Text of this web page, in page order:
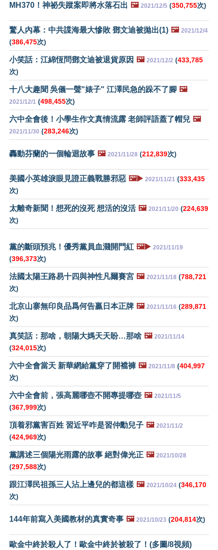
MH370！神祕失蹤案即將水落石出 🖼️ 2021/12/5 (350,755次)
驚人內幕：中共諜海最大慘敗 鄧文迪被拋出(1) 🖼️ 2021/12/4
(386,475次)
小笑話：江綿恆問鄧文迪被退貨原因 🖼️ 2021/12/2 (433,785
次)
十八大趣聞 吳儀一聲"婊子" 江澤民急的跺不了腳 🖼️
2021/12/1 (498,455次)
六中全會後！小學生作文真情流露 老師評語蓋了帽兒 🖼️
2021/11/30 (283,246次)
轟動芬蘭的一個輪迴故事 🖼️ 2021/11/28 (212,839次)
美國小英雄淚眼見證正義戰勝邪惡 🖼️▶️ 2021/11/21 (333,435
次)
太離奇新聞！想死的沒死 想活的沒活 🖼️ 2021/11/20 (224,639
次)
黨的斷頭預兆！優秀黨員血濺開門紅 🖼️▶️ 2021/11/19
(396,373次)
法國太陽王路易十四與神性凡爾賽宮 🖼️ 2021/11/18 (788,721
次)
北京山寨無印良品爲何告贏日本正牌 🖼️ 2021/11/16 (289,871
次)
真笑話：那啥，朝陽大媽天天盼…那啥 🖼️ 2021/11/14
(324,015次)
六中全會當天 新華網給黨穿了開襠褲 🖼️ 2021/11/8 (404,997
次)
六中全會前，張高麗哪壺不開專提哪壺 🖼️ 2021/11/5
(367,999次)
頂着邪黨害百姓 習近平咋是習仲勳兒子 🖼️ 2021/11/2
(424,969次)
黨講述三個陽光雨露的故事 絕對偉光正 🖼️ 2021/10/28
(297,588次)
跟江澤民祖孫三人沾上邊兒的都這樣 🖼️ 2021/10/24 (346,170
次)
144年前寫入美國教材的真實奇事 🖼️ 2021/10/23 (204,814次)
歐金中終於殺人了！歐金中終於被殺了！(多圖/8視頻)